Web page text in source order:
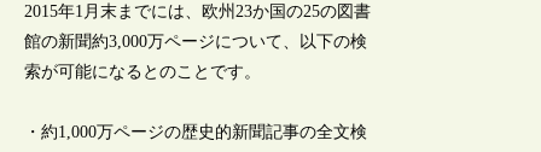
2015年1月末までには、欧州23か国の25の図書
館の新聞約3,000万ページについて、以下の検
索が可能になるとのことです。
・約1,000万ページの歴史的新聞記事の全文検